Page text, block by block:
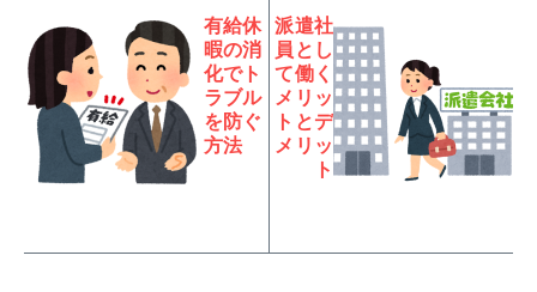
有給休
暇の消
化でト
ラブル
を防ぐ
方法
派遣社
員とし
て働く
メリッ
トとデ
メリッ
ト